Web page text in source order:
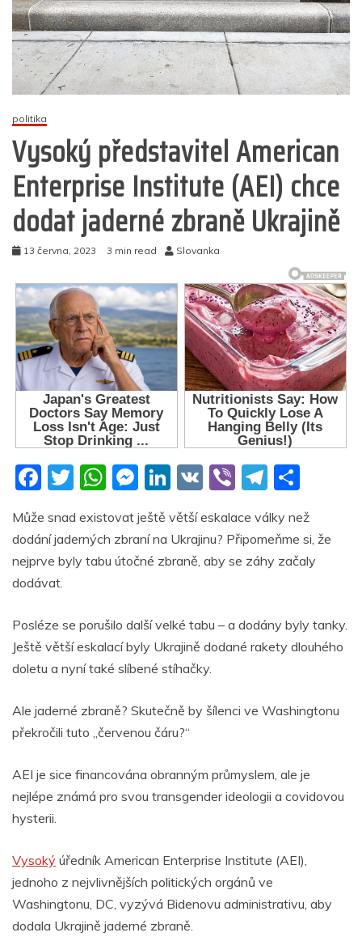
politika
Vysoký představitel American
Enterprise Institute (AEI) chce
dodat jaderné zbraně Ukrajině
13 června, 2023 3 min read Slovanka
F
c
e
b
o
k
T
itt
er
W
at
s
p
M
e
ss
e
er
Li
n
k
e
V
Vi
er
T
e
gr
h
ar
e
Může snad existovat ještě větší eskalace války než
dodání jaderných zbraní na Ukrajinu? Připomeňme si, že
nejprve byly tabu útočné zbraně, aby se záhy začaly
dodávat.
Posléze se porušilo další velké tabu – a dodány byly tanky.
Ještě větší eskalací byly Ukrajině dodané rakety dlouhého
doletu a nyní také slíbené stíhačky.
Ale jaderné zbraně? Skutečně by šílenci ve Washingtonu
překročili tuto „červenou čáru?“
AEI je sice financována obranným průmyslem, ale je
nejlépe známá pro svou transgender ideologii a covidovou
hysterii.
Vysoký úředník American Enterprise Institute (AEI),
jednoho z nejvlivnějších politických orgánů ve
Washingtonu, DC, vyzývá Bidenovu administrativu, aby
dodala Ukrajině jaderné zbraně.